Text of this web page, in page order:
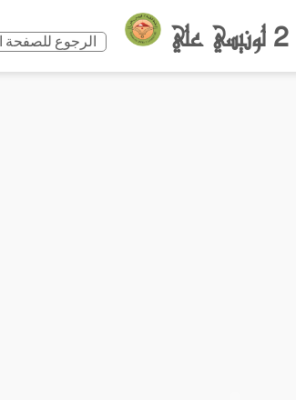
الرجوع للصفحة